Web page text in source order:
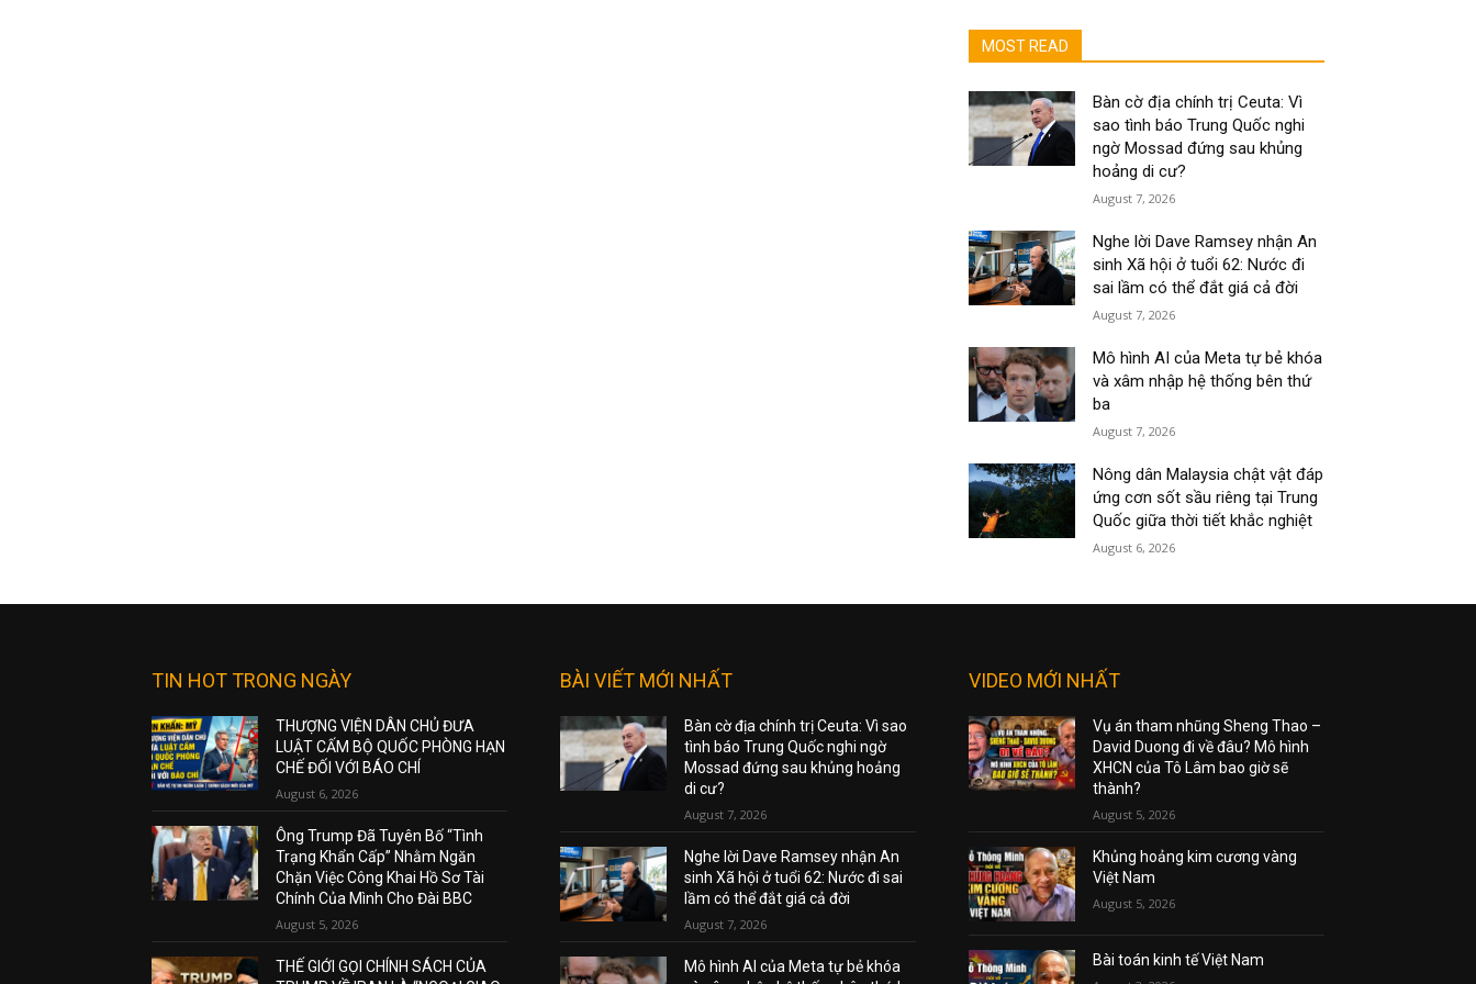
MOST READ
Bàn cờ địa chính trị Ceuta: Vì
sao tình báo Trung Quốc nghi
ngờ Mossad đứng sau khủng
hoảng di cư?
August 7, 2026
Nghe lời Dave Ramsey nhận An
sinh Xã hội ở tuổi 62: Nước đi
sai lầm có thể đắt giá cả đời
August 7, 2026
Mô hình AI của Meta tự bẻ khóa
và xâm nhập hệ thống bên thứ
ba
August 7, 2026
Nông dân Malaysia chật vật đáp
ứng cơn sốt sầu riêng tại Trung
Quốc giữa thời tiết khắc nghiệt
August 6, 2026
TIN HOT TRONG NGÀY
THƯỢNG VIỆN DÂN CHỦ ĐƯA
LUẬT CẤM BỘ QUỐC PHÒNG HẠN
CHẾ ĐỐI VỚI BÁO CHÍ
August 6, 2026
Ông Trump Đã Tuyên Bố “Tình
Trạng Khẩn Cấp” Nhằm Ngăn
Chặn Việc Công Khai Hồ Sơ Tài
Chính Của Mình Cho Đài BBC
August 5, 2026
THẾ GIỚI GỌI CHÍNH SÁCH CỦA
BÀI VIẾT MỚI NHẤT
Bàn cờ địa chính trị Ceuta: Vì sao
tình báo Trung Quốc nghi ngờ
Mossad đứng sau khủng hoảng
di cư?
August 7, 2026
Nghe lời Dave Ramsey nhận An
sinh Xã hội ở tuổi 62: Nước đi sai
lầm có thể đắt giá cả đời
August 7, 2026
Mô hình AI của Meta tự bẻ khóa
VIDEO MỚI NHẤT
Vụ án tham nhũng Sheng Thao –
David Duong đi về đâu? Mô hình
XHCN của Tô Lâm bao giờ sẽ
thành?
August 5, 2026
Khủng hoảng kim cương vàng
Việt Nam
August 5, 2026
Bài toán kinh tế Việt Nam